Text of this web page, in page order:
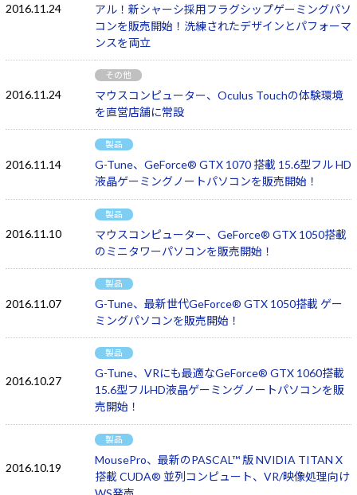
2016.11.24
アル！新シャーシ採用フラグシップゲーミングパソ
コンを販売開始！洗練されたデザインとパフォーマ
ンスを両立
2016.11.24
その他
マウスコンピューター、Oculus Touchの体験環境
を直営店舗に常設
2016.11.14
製品
G-Tune、GeForce® GTX 1070 搭載 15.6型フル HD
液晶ゲーミングノートパソコンを販売開始！
2016.11.10
製品
マウスコンピューター、GeForce® GTX 1050搭載
のミニタワーパソコンを販売開始！
2016.11.07
製品
G-Tune、最新世代GeForce® GTX 1050搭載 ゲー
ミングパソコンを販売開始！
2016.10.27
製品
G-Tune、VRにも最適なGeForce® GTX 1060搭載
15.6型フルHD液晶ゲーミングノートパソコンを販
売開始！
2016.10.19
製品
MousePro、最新のPASCAL™ 版 NVIDIA TITAN X
搭載 CUDA® 並列コンピュート、VR/映像処理向け